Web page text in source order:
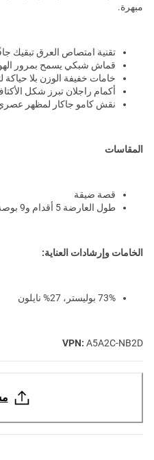
مبهرة.
تقنية امتصاص العرق تبقيك
قماش شبكي يسمح بمرور
خامات خفيفة الوزن بلا
أكمام راجلان تبرز شكل
نقش كامو جاكار لمظهر
المقاسات
قصة ضيقة
طول العارضة 5 أقدام و9 بوصة / 175 سم وترتدي مقاس L
الخامات وإرشادات العناية:
73% بوليستر، 27% نايلون
VPN: A5A2C-NB2D